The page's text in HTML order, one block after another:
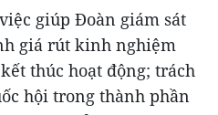
giúp Đoàn giám sát
giá rút kinh nghiệm
thúc hoạt động; trách
hội trong thành phần